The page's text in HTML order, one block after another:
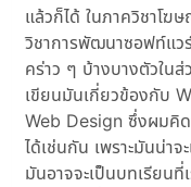
แล้วก็ได้ ในภาควิชาโ
วิชาการพัฒนาซอฟท์แว
คร่าว ๆ บ้างบางตัวใน
เขียนมันเกี่ยวข้องกับ
Web Design ซึ่งผมคิด
ได้เช่นกัน เพราะมันน่า
มันอาจจะเป็นบทเรียนที่